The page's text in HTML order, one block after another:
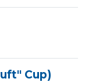
Cup)